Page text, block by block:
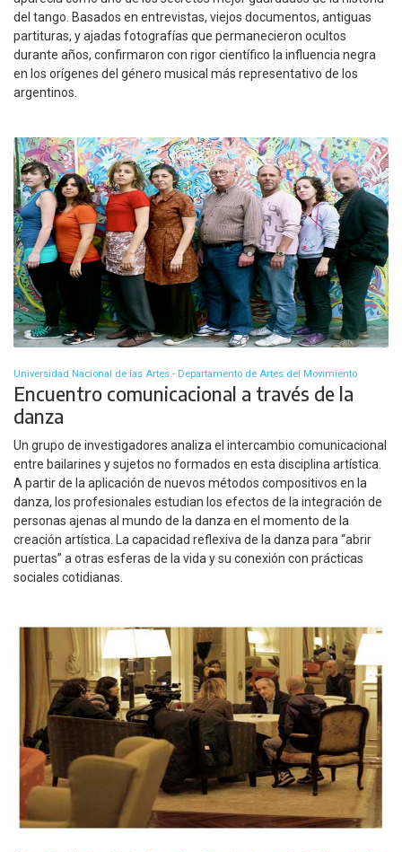
del tango. Basados en entrevistas, viejos documentos, antiguas
partituras, y ajadas fotografías que permanecieron ocultos
durante años, confirmaron con rigor científico la influencia negra
en los orígenes del género musical más representativo de los
argentinos.
Universidad Nacional de las Artes - Departamento de Artes del Movimiento
Encuentro comunicacional a través de la
danza
Un grupo de investigadores analiza el intercambio comunicacional
entre bailarines y sujetos no formados en esta disciplina artística.
A partir de la aplicación de nuevos métodos compositivos en la
danza, los profesionales estudian los efectos de la integración de
personas ajenas al mundo de la danza en el momento de la
creación artística. La capacidad reflexiva de la danza para “abrir
puertas” a otras esferas de la vida y su conexión con prácticas
sociales cotidianas.